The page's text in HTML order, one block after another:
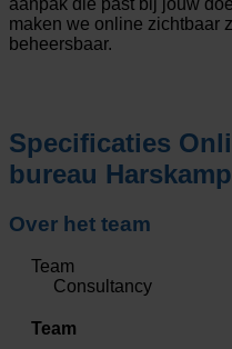
maken we online zichtbaar
beheersbaar.
Specificaties
bureau Harskamp
Over het team
Team
Consultancy
Team